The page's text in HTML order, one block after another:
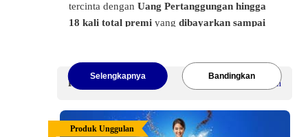
tercinta dengan Uang Pertanggungan hingga
18 kali total premiyang dibayarkan sampai
tahun.
informasi lebih lanjut.
Premi Mulai Rp50 juta /Tahun
Selengkapnya Bandingkan
Produk Unggulan